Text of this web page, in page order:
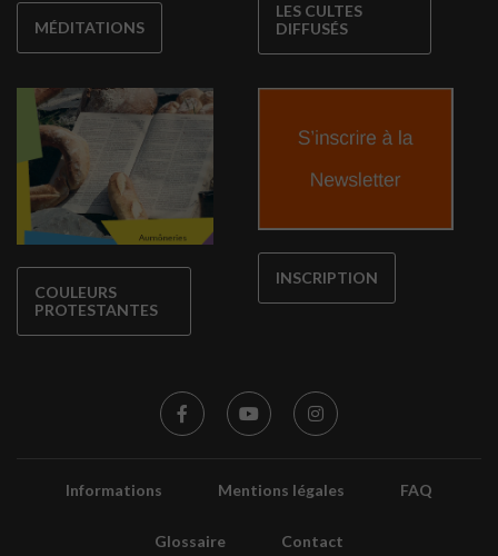
MÉDITATIONS
LES CULTES
DIFFUSÉS
COULEURS
PROTESTANTES
INSCRIPTION
Informations Mentions légales FAQ
Glossaire Contact